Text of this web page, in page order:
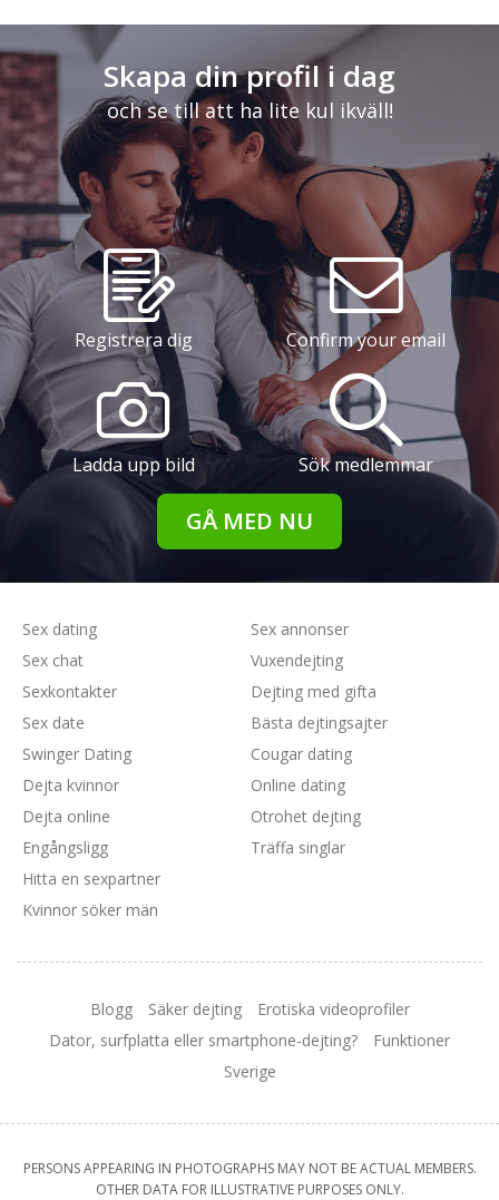
Skapa din profil i dag
och se till att ha lite kul ikväll!
Registrera dig Confirm your email
Ladda upp bild Sök medlemmar
GÅ MED NU
Sex dating
Sex chat
Sexkontakter
Sex date
Swinger Dating
Sex annonser
Vuxendejting
Dejting med gifta
Bästa dejtingsajter
Cougar dating
Dejta kvinnor
Dejta online
Engångsligg
Hitta en sexpartner
Kvinnor söker män
Online dating
Otrohet dejting
Träffa singlar
Blogg Säker dejting
Erotiska videoprofiler
Dator, surfplatta eller smartphone-dejting?
Funktioner
Sverige
PERSONS APPEARING IN PHOTOGRAPHS MAY NOT BE ACTUAL MEMBERS.
OTHER DATA FOR ILLUSTRATIVE PURPOSES ONLY.